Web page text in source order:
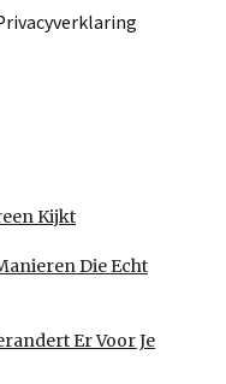
Kijkt
Die Echt
Er Voor Je